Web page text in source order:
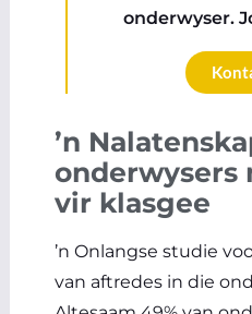
onderwyser.
’n
onderwysers
vir klasgee
’n Onlangse studie
van aftredes in die